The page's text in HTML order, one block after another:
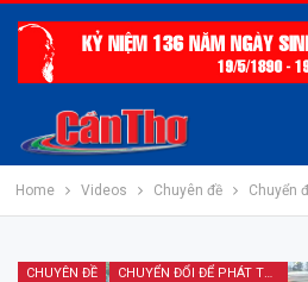
Home Videos Chuyên đề Chuyển
CHUYÊN ĐỀ CHUYỂN ĐỔI ĐỂ PHÁT TRIỂN BỀN VỮNG ĐBSCL